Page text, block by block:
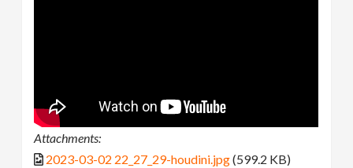
Attachments:
2023-03-02 22_27_29-houdini.jpg(599.2 KB)